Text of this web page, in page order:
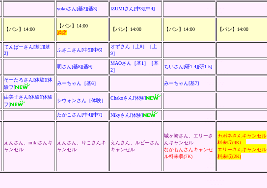
yokoさん[基2][基3] IZUMIさん[中3][中4]
【パン】14:00
【パン】14:00
満席
【パン】14:00 【パン】14:00 【パン】14:00
てんぱーさん[基1][基
2]
ふさこさん[中5][中6]
オずさん［上8］［上
9］
明さん[基8][基9]
MAOさん ［基1］［基
2］
ちいさん[研1-4][研1-5]
そーたろさん[体験][体
験フ]
みーちゃん ［基6］ みーちゃん[基7]
由美子さん[体験][体験
フ]
シウォンさん［体験］ Chakoさん[体験]
たかこさん[中4][中7] Nikyさん[体験]
えんさん mikiさんキ
ャンセル
えんさん、 りこさんキ
ャンセル
えんさん、ルビーさん
キャンセル
城ヶ崎さん、エリーさ
んキャンセル
なかもんさんキャンセ
ル料未収(7K)
カポネさんキャンセル
料未収(4K)、
エリーさんキャンセル
料未収(2K)